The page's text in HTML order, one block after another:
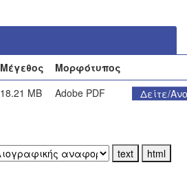
Μέγεθος
Μορφότυπος
18.21 MB Adobe PDF Δείτε/